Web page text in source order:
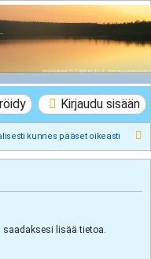
Kirjaudu sisään
kunnes pääset oikeasti
saadaksesi lisää tietoa.